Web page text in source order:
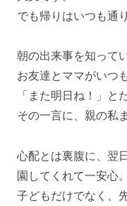
でも帰りはいつも通
朝の出来事を知って
お友達とママがいつ
「また明日ね！」と
その一言に、親の私
心配とは裏腹に、翌
園してくれて一安心。
子どもだけでなく、